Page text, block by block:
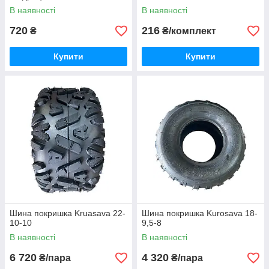
В наявності
720 ₴
Купити
В наявності
216 ₴/комплект
Купити
Шина покришка Kruasava 22-
10-10
В наявності
6 720 ₴/пара
Шина покришка Kurosava 18-
9,5-8
В наявності
4 320 ₴/пара